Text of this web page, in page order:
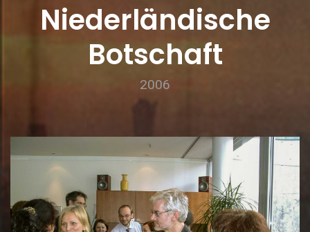
Niederländische
Botschaft
2006